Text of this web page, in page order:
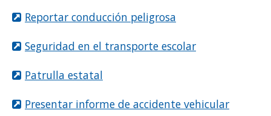
Reportar conducción peligrosa
Seguridad en el transporte escolar
Patrulla estatal
Presentar informe de accidente vehicular